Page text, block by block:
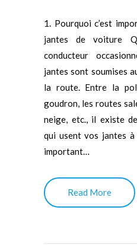
1. Pourquoi c’est
jantes de voiture
conducteur
jantes sont soumises
la route. Entre la
goudron, les routes
neige, etc., il existe
qui usent vos jantes
important…
Read More